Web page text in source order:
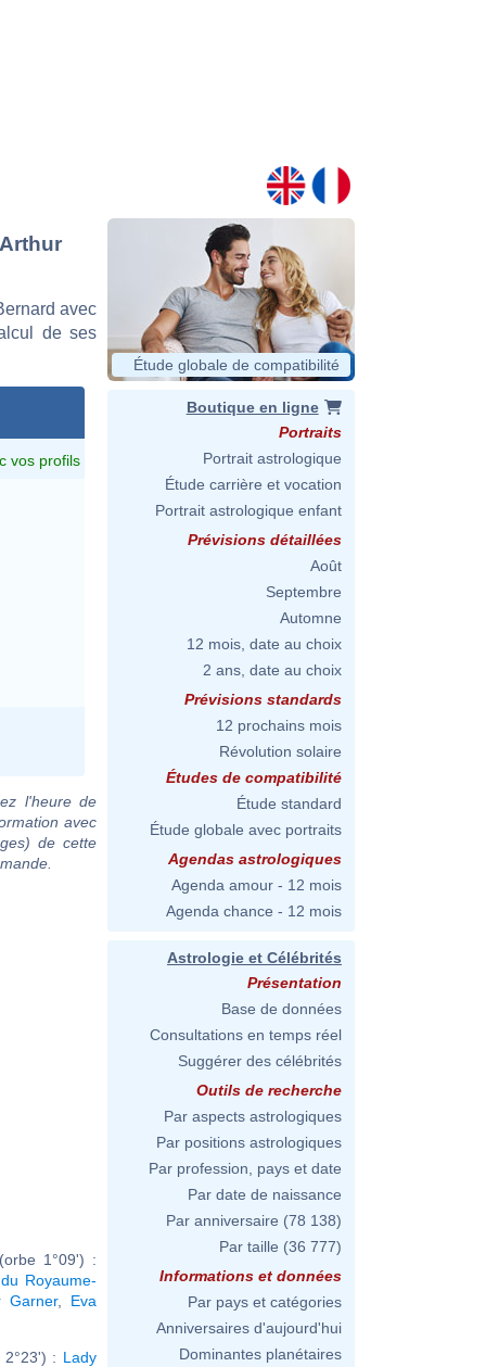
avec
de ses
vos profils
l'heure de
avec
de cette
1°09') :
Royaume-
Garner, Eva
: Lady
Étude globale de compatibilité
Boutique en ligne
Portraits
Portrait astrologique
Étude carrière et vocation
Portrait astrologique enfant
Prévisions détaillées
Août
Septembre
Automne
12 mois, date au choix
2 ans, date au choix
Prévisions standards
12 prochains mois
Révolution solaire
Études de compatibilité
Étude standard
Étude globale avec portraits
Agendas astrologiques
Agenda amour - 12 mois
Agenda chance - 12 mois
Astrologie et Célébrités
Présentation
Base de données
Consultations en temps réel
Suggérer des célébrités
Outils de recherche
Par aspects astrologiques
Par positions astrologiques
Par profession, pays et date
Par date de naissance
Par anniversaire (78 138)
Par taille (36 777)
Informations et données
Par pays et catégories
Anniversaires d'aujourd'hui
Dominantes planétaires